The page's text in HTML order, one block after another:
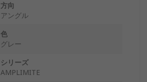
方向
アングル
色
グレー
シリーズ
AMPLIMITE